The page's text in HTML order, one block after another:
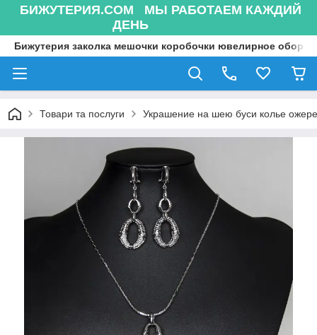
БИЖУТЕРИЯ.COM МЫ РАБОТАЕМ КАЖДИЙ
ДЕНЬ
Бижутерия заколка мешочки коробочки ювелирное
Товари та послуги Украшение на шею буси колье